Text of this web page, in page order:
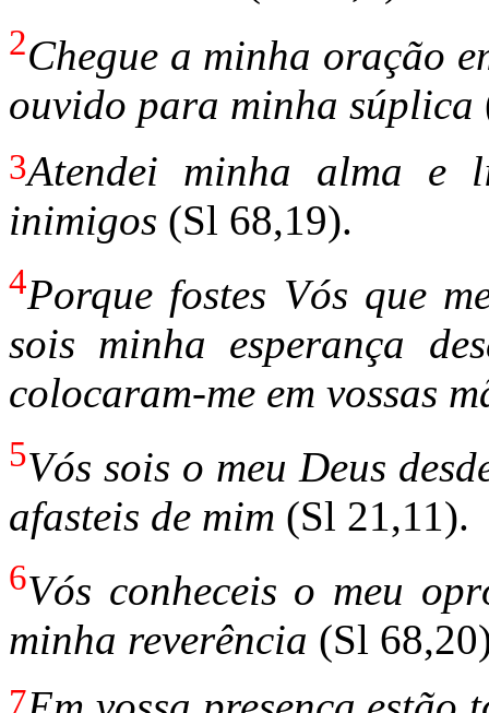
2Chegue a minha oração
ouvido para minha súplica
3Atendei minha alma e
inimigos (Sl 68,19).
4Porque fostes Vós que
sois minha esperança
colocaram-me em vossas
5Vós sois o meu Deus
afasteis de mim (Sl 21,11).
6Vós conheceis o meu
minha reverência (Sl
7